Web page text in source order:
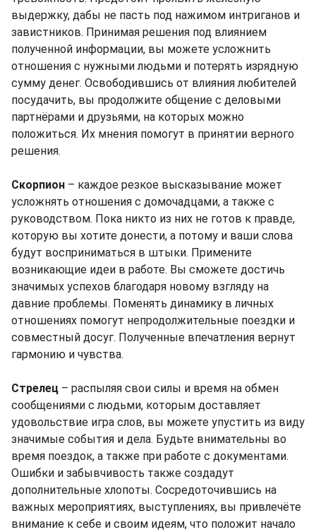
выдержку, дабы не пасть под нажимом интриганов и
завистников. Принимая решения под влиянием
полученной информации, вы можете усложнить
отношения с нужными людьми и потерять изрядную
сумму денег. Освободившись от влияния любителей
посудачить, вы продолжите общение с деловыми
партнёрами и друзьями, на которых можно
положиться. Их мнения помогут в принятии верного
решения.
Скорпион – каждое резкое высказывание может
усложнять отношения с домочадцами, а также с
руководством. Пока никто из них не готов к правде,
которую вы хотите донести, а потому и ваши слова
будут восприниматься в штыки. Примените
возникающие идеи в работе. Вы сможете достичь
значимых успехов благодаря новому взгляду на
давние проблемы. Поменять динамику в личных
отношениях помогут непродолжительные поездки и
совместный досуг. Полученные впечатления вернут
гармонию и чувства.
Стрелец – распыляя свои силы и время на обмен
сообщениями с людьми, которым доставляет
удовольствие игра слов, вы можете упустить из виду
значимые события и дела. Будьте внимательны во
время поездок, а также при работе с документами.
Ошибки и забывчивость также создадут
дополнительные хлопоты. Сосредоточившись на
важных мероприятиях, выступлениях, вы привлечёте
внимание к себе и своим идеям, что положит начало